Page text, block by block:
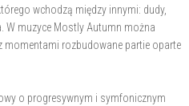
wchodzą między innymi: dudy,
W muzyce Mostly Autumn można
momentami rozbudowane partie oparte
o progresywnym i symfonicznym